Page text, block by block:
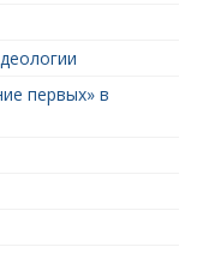
первых» в